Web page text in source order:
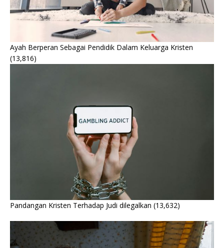
Ayah Berperan Sebagai Pendidik Dalam Keluarga Kristen
(13,816)
Pandangan Kristen Terhadap Judi dilegalkan (13,632)